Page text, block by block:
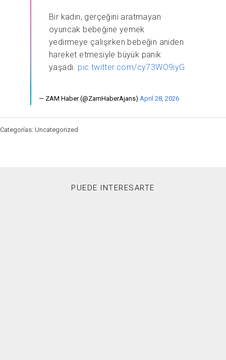
Bir kadın, gerçeğini aratmayan
oyuncak bebeğine yemek
yedirmeye çalışırken bebeğin aniden
hareket etmesiyle büyük panik
yaşadı. pic.twitter.com/cy73WO9iyG
— ZAM Haber (@ZamHaberAjans) April 28, 2026
Categorías: Uncategorized
PUEDE INTERESARTE